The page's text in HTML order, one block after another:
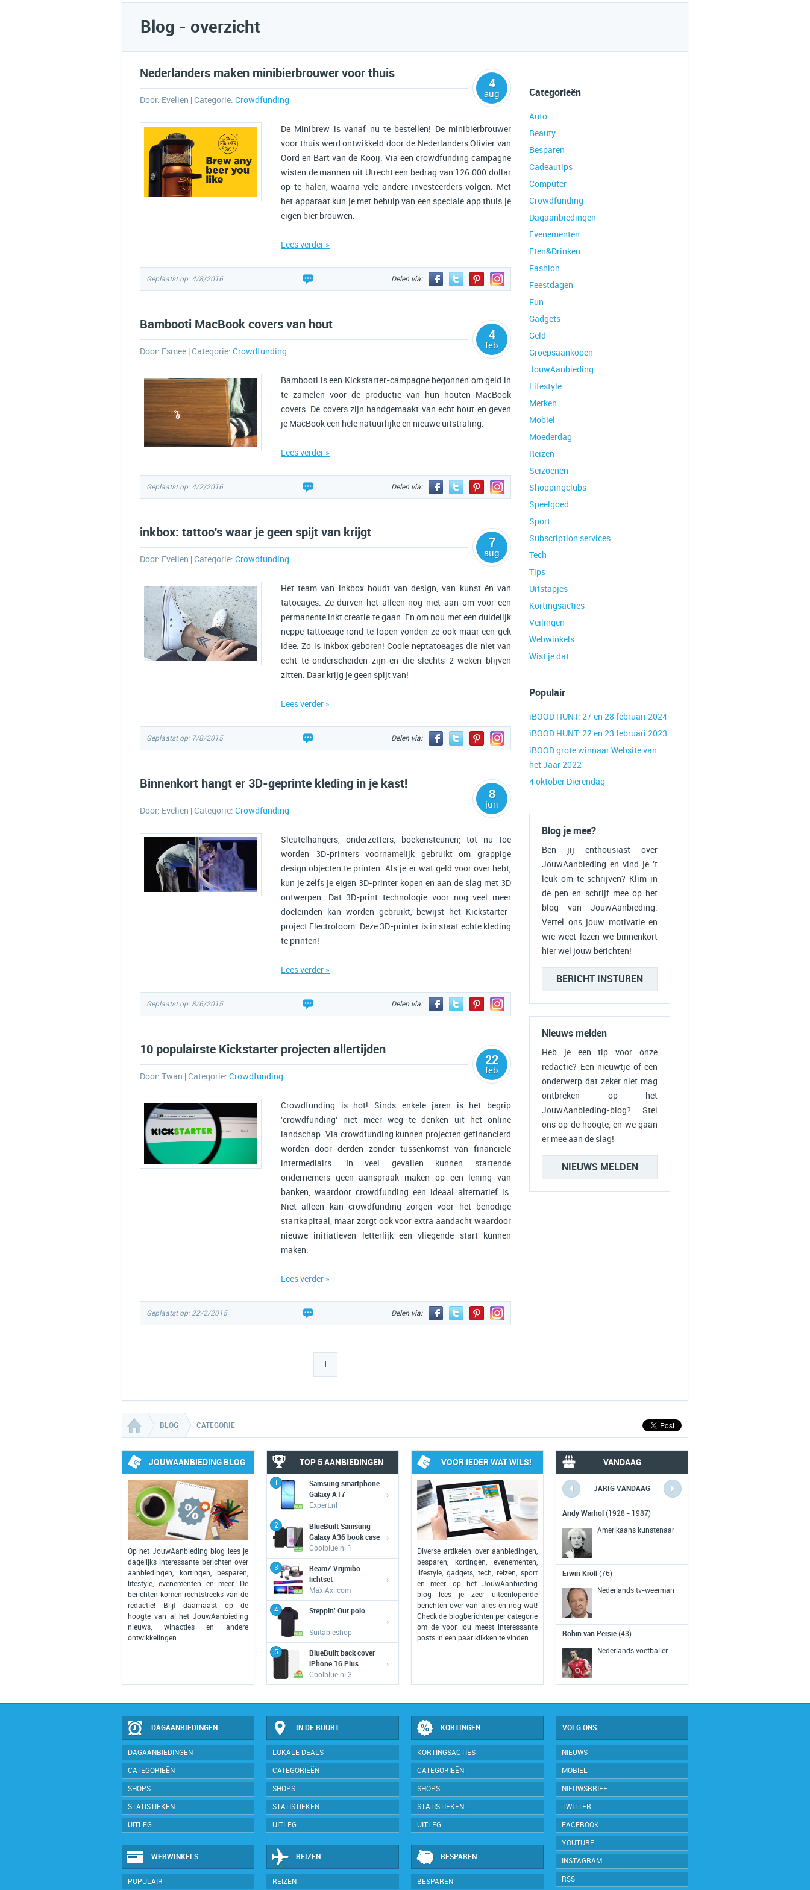
Blog - overzicht
Nederlanders maken minibierbrouwer voor thuis
Door: Evelien | Categorie: Crowdfunding
De Minibrew is vanaf nu te bestellen! De minibierbrouwer
voor thuis werd ontwikkeld door de Nederlanders Olivier van
Oord en Bart van de Kooij. Via een crowdfunding campagne
wisten de mannen uit Utrecht een bedrag van 126.000 dollar
op te halen, waarna vele andere investeerders volgen. Met
het apparaat kun je met behulp van een speciale app thuis je
eigen bier brouwen.
Lees verder »
4
aug
Geplaatst op: 4/8/2016 Delen via:
Bambooti MacBook covers van hout
Door: Esmee | Categorie: Crowdfunding
Bambooti is een Kickstarter-campagne begonnen om geld in
te zamelen voor de productie van hun houten MacBook
covers. De covers zijn handgemaakt van echt hout en geven
je MacBook een hele natuurlijke en nieuwe uitstraling.
Lees verder »
4
feb
Geplaatst op: 4/2/2016 Delen via:
inkbox: tattoo's waar je geen spijt van krijgt
Door: Evelien | Categorie: Crowdfunding
Het team van inkbox houdt van design, van kunst én van
tatoeages. Ze durven het alleen nog niet aan om voor een
permanente inkt creatie te gaan. En om nou met een duidelijk
neppe tattoeage rond te lopen vonden ze ook maar een gek
idee. Zo is inkbox geboren! Coole neptatoeages die niet van
echt te onderscheiden zijn en die slechts 2 weken blijven
zitten. Daar krijg je geen spijt van!
Lees verder »
7
aug
Geplaatst op: 7/8/2015 Delen via:
Binnenkort hangt er 3D-geprinte kleding in je kast!
Door: Evelien | Categorie: Crowdfunding
Sleutelhangers, onderzetters, boekensteunen; tot nu toe
worden 3D-printers voornamelijk gebruikt om grappige
design objecten te printen. Als je er wat geld voor over hebt,
kun je zelfs je eigen 3D-printer kopen en aan de slag met 3D
ontwerpen. Dat 3D-print technologie voor nog veel meer
doeleinden kan worden gebruikt, bewijst het Kickstarter-
project Electroloom. Deze 3D-printer is in staat echte kleding
te printen!
Lees verder »
8
jun
Geplaatst op: 8/6/2015 Delen via:
10 populairste Kickstarter projecten allertijden
Door: Twan | Categorie: Crowdfunding
Crowdfunding is hot! Sinds enkele jaren is het begrip
'crowdfunding' niet meer weg te denken uit het online
landschap. Via crowdfunding kunnen projecten gefinancierd
worden door derden zonder tussenkomst van financiële
intermediairs. In veel gevallen kunnen startende
ondernemers geen aanspraak maken op een lening van
banken, waardoor crowdfunding een ideaal alternatief is.
Niet alleen kan crowdfunding zorgen voor het benodige
startkapitaal, maar zorgt ook voor extra aandacht waardoor
nieuwe initiatieven letterlijk een vliegende start kunnen
maken.
Lees verder »
22
feb
Geplaatst op: 22/2/2015 Delen via:
1
Categorieën
Auto
Beauty
Besparen
Cadeautips
Computer
Crowdfunding
Dagaanbiedingen
Evenementen
Eten&Drinken
Fashion
Feestdagen
Fun
Gadgets
Geld
Groepsaankopen
JouwAanbieding
Lifestyle
Merken
Mobiel
Moederdag
Reizen
Seizoenen
Shoppingclubs
Speelgoed
Sport
Subscription services
Tech
Tips
Uitstapjes
Kortingsacties
Veilingen
Webwinkels
Wist je dat
Populair
iBOOD HUNT: 27 en 28 februari 2024
iBOOD HUNT: 22 en 23 februari 2023
iBOOD grote winnaar Website van
het Jaar 2022
4 oktober Dierendag
Blog je mee?
Ben jij enthousiast over
JouwAanbieding en vind je 't
leuk om te schrijven? Klim in
de pen en schrijf mee op het
blog van JouwAanbieding.
Vertel ons jouw motivatie en
wie weet lezen we binnenkort
hier wel jouw berichten!
BERICHT INSTUREN
Nieuws melden
Heb je een tip voor onze
redactie? Een nieuwtje of een
onderwerp dat zeker niet mag
ontbreken op het
JouwAanbieding-blog? Stel
ons op de hoogte, en we gaan
er mee aan de slag!
NIEUWS MELDEN
BLOG CATEGORIE
JOUWAANBIEDING BLOG
Op het JouwAanbieding blog lees je
dagelijks interessante berichten over
aanbiedingen, kortingen, besparen,
lifestyle, evenementen en meer. De
berichten komen rechtstreeks van de
redactie! Blijf daarnaast op de
hoogte van al het JouwAanbieding
nieuws, winacties en andere
ontwikkelingen.
TOP 5 AANBIEDINGEN
1
Samsung smartphone
Galaxy A17
Expert.nl
›
2
BlueBuilt Samsung
Galaxy A36 book case
Coolblue.nl 1
›
3
BeamZ Vrijmibo
lichtset
MaxiAxi.com
›
4 Steppin' Out polo
Suitableshop
›
5
BlueBuilt back cover
iPhone 16 Plus
Coolblue.nl 3
›
VOOR IEDER WAT WILS!
Diverse artikelen over aanbiedingen,
besparen, kortingen, evenementen,
lifestyle, gadgets, tech, reizen, sport
en meer: op het JouwAanbieding
blog lees je zeer uiteenlopende
berichten over van alles en nog wat!
Check de blogberichten per categorie
om de voor jou meest interessante
posts in een paar klikken te vinden.
VANDAAG
JARIG VANDAAG
Andy Warhol (1928 - 1987)
Amerikaans kunstenaar
Erwin Kroll (76)
Nederlands tv-weerman
Robin van Persie (43)
Nederlands voetballer
DAGAANBIEDINGEN
DAGAANBIEDINGEN
CATEGORIEËN
SHOPS
STATISTIEKEN
UITLEG
IN DE BUURT
LOKALE DEALS
CATEGORIEËN
SHOPS
STATISTIEKEN
UITLEG
KORTINGEN
KORTINGSACTIES
CATEGORIEËN
SHOPS
STATISTIEKEN
UITLEG
WEBWINKELS
POPULAIR
REIZEN
REIZEN
BESPAREN
BESPAREN
VOLG ONS
NIEUWS
MOBIEL
NIEUWSBRIEF
TWITTER
FACEBOOK
YOUTUBE
INSTAGRAM
RSS